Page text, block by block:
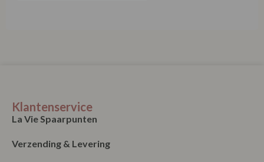
Klantenservice
La Vie Spaarpunten
Verzending & Levering